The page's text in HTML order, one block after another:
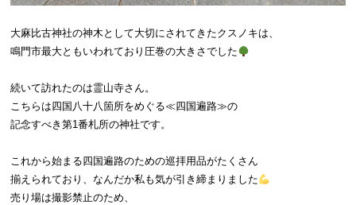
大麻比古神社の神木として大切にされてきたクスノキは、
鳴門市最大ともいわれており圧巻の大きさでした
続いて訪れたのは霊山寺さん。
こちらは四国八十八箇所をめぐる≪四国遍路≫の
記念すべき第1番札所の神社です。
これから始まる四国遍路のための巡拝用品がたくさん
揃えられており、なんだか私も気が引き締まりました
売り場は撮影禁止のため、